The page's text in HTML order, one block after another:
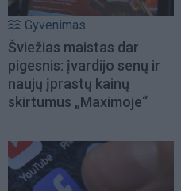
Gyvenimas
Šviežias maistas dar
pigesnis: įvardijo senų ir
naujų įprastų kainų
skirtumus „Maximoje“